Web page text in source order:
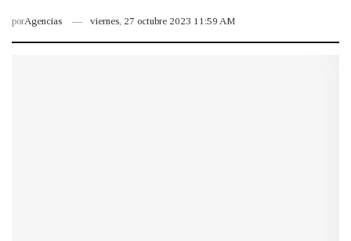
porAgencias viernes, 27 octubre 2023 11:59 AM